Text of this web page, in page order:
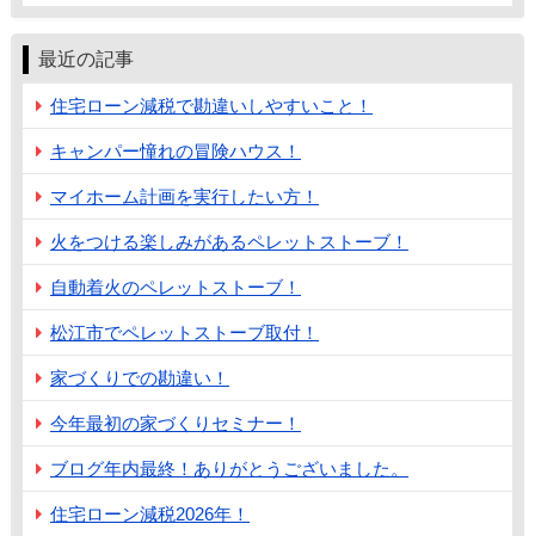
最近の記事
住宅ローン減税で勘違いしやすいこと！
キャンパー憧れの冒険ハウス！
マイホーム計画を実行したい方！
火をつける楽しみがあるペレットストーブ！
自動着火のペレットストーブ！
松江市でペレットストーブ取付！
家づくりでの勘違い！
今年最初の家づくりセミナー！
ブログ年内最終！ありがとうございました。
住宅ローン減税2026年！